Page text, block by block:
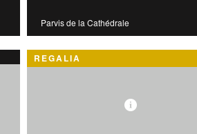
Parvis de la Cathédrale
REGALIA